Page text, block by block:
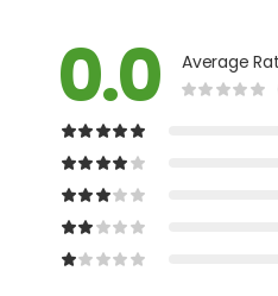
0.0 Average